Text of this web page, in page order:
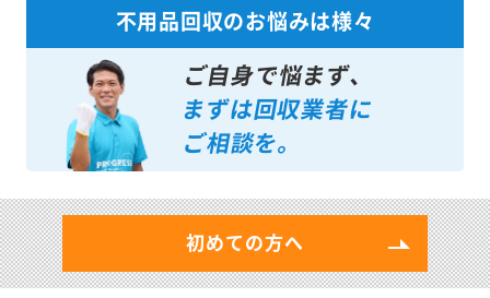
不用品回収のお悩みは様々
ご自身で悩まず、
まずは回収業者に
ご相談を。
初めての方へ